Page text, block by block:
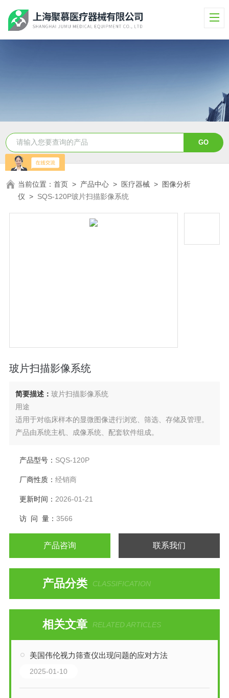
当前位置：首页 > 产品中心 > 医疗器械 > 图像分析
仪 > SQS-120P玻片扫描影像系统
玻片扫描影像系统
简要描述： 玻片扫描影像系统
用途
适用于对临床样本的显微图像进行浏览、筛选、存储及管理。
产品由系统主机、成像系统、配套软件组成。
产品型号： SQS-120P
厂商性质： 经销商
更新时间： 2026-01-21
访 问 量： 3566
产品咨询 联系我们
产品分类 CLASSIFICATION
相关文章 RELATED ARTICLES
美国伟伦视力筛查仪出现问题的应对方法
2025-01-10